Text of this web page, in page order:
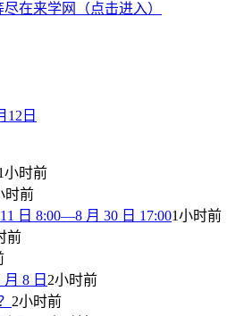
在来学网（点击进入）
12日
小时前
时前
日 8:00—8 月 30 日 17:001小时前
前
8 日 2小时前
2小时前